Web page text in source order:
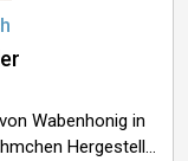
Wabenhonig in
Hergestellt